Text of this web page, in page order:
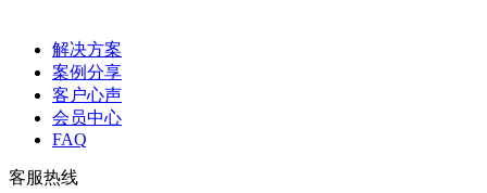
解决方案
案例分享
客户心声
会员中心
FAQ
客服热线